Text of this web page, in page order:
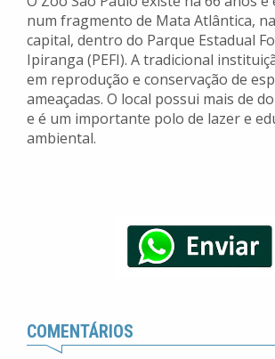
num fragmento de Mata Atlântica,
capital, dentro do Parque Estadual
Ipiranga (PEFI). A tradicional
em reprodução e conservação de
ameaçadas. O local possui mais de
e é um importante polo de lazer e
ambiental.
COMENTÁRIOS